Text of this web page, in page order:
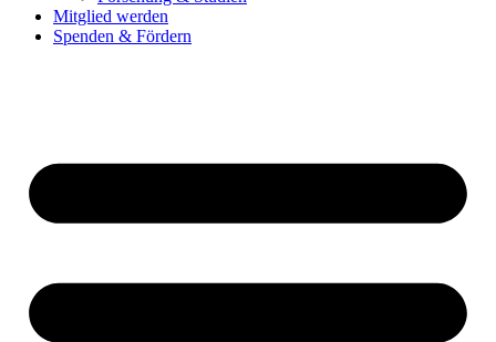
Mitglied werden
Spenden & Fördern